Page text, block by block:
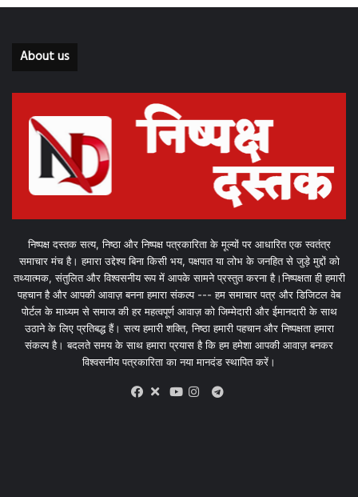
About us
निष्पक्ष दस्तक सत्य, निष्ठा और निष्पक्ष पत्रकारिता के मूल्यों पर आधारित एक स्वतंत्र
समाचार मंच है। हमारा उद्देश्य बिना किसी भय, पक्षपात या लोभ के जनहित से जुड़े मुद्दों को
तथ्यात्मक, संतुलित और विश्वसनीय रूप में आपके सामने प्रस्तुत करना है।निष्पक्षता ही हमारी
पहचान है और आपकी आवाज़ बनना हमारा संकल्प --- हम समाचार पत्र और डिजिटल वेब
पोर्टल के माध्यम से समाज की हर महत्वपूर्ण आवाज़ को जिम्मेदारी और ईमानदारी के साथ
उठाने के लिए प्रतिबद्ध हैं। सत्य हमारी शक्ति, निष्ठा हमारी पहचान और निष्पक्षता हमारा
संकल्प है। बदलते समय के साथ हमारा प्रयास है कि हम हमेशा आपकी आवाज़ बनकर
विश्वसनीय पत्रकारिता का नया मानदंड स्थापित करें।
X
Telegram